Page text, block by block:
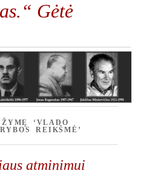
Gėtė
‘VLADO
REIKŠMĖ’
atminimui